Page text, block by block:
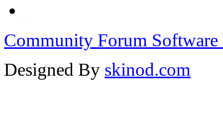
Community Forum Software
Designed By skinod.com